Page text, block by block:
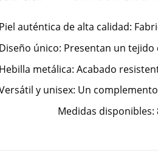
Piel auténtica de alta calidad:
Diseño único: Presentan un
Hebilla metálica: Acabado
y unisex: Un
Medidas disponibles: